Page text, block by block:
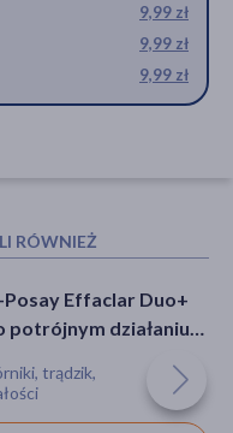
9,99 zł
9,99 zł
9,99 zł
RÓWNIEŻ
Effaclar H ISO-
nawilżający do
trądzik,
Posay Effaclar Duo+
potrójnym działaniu
trądzik,